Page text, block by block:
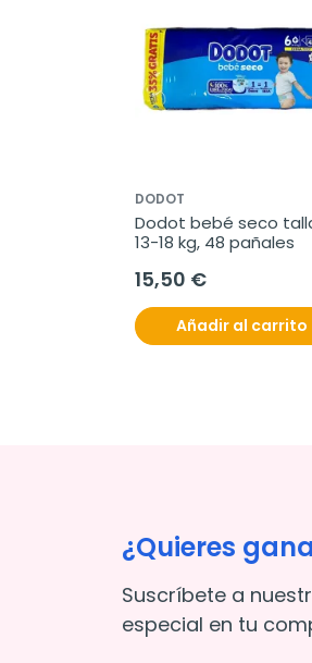
DODOT
Dodot bebé seco
13-18 kg, 48 pañales
15,50 €
Añadir al carrito
¿Quieres
Suscríbete a
especial en tu